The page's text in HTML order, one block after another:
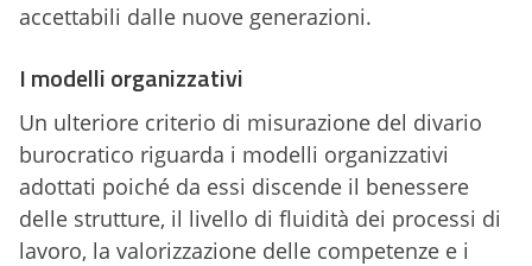
accettabili dalle nuove generazioni.
I modelli organizzativi
Un ulteriore criterio di misurazione del divario
burocratico riguarda i modelli organizzativi
adottati poiché da essi discende il benessere
delle strutture, il livello di fluidità dei processi di
lavoro, la valorizzazione delle competenze e i